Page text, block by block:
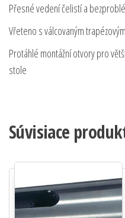
Přesné vedení čelistí a
Vřeteno s válcovaným
Protáhlé montážní otvory pro
stole
Súvisiace